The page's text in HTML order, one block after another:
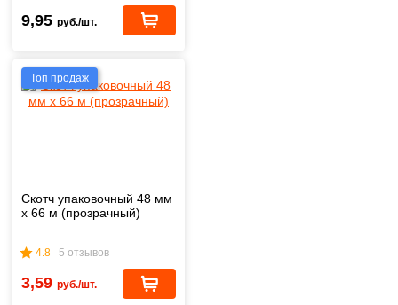
9,95 руб./шт.
Топ продаж
Скотч упаковочный 48 мм
х 66 м (прозрачный)
4.8 5 отзывов
3,59 руб./шт.